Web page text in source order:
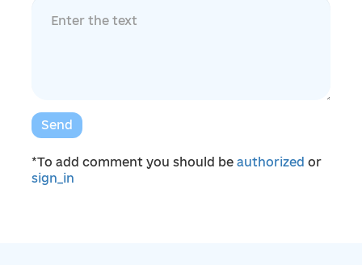
Send
*To add comment you should be authorized or
sign_in